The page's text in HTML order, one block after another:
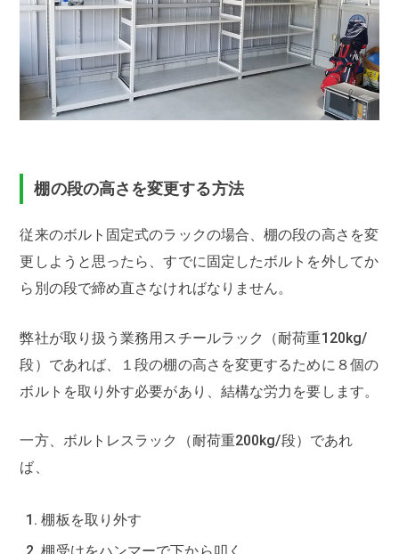
棚の段の高さを変更する方法
従来のボルト固定式のラックの場合、棚の段の高さを変
更しようと思ったら、すでに固定したボルトを外してか
ら別の段で締め直さなければなりません。
弊社が取り扱う業務用スチールラック（耐荷重120kg/
段）であれば、１段の棚の高さを変更するために８個の
ボルトを取り外す必要があり、結構な労力を要します。
一方、ボルトレスラック（耐荷重200kg/段）であれ
ば、
棚板を取り外す